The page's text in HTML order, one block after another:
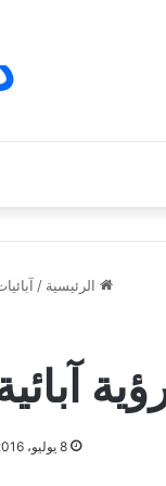
الرئيسية /
8 يوليو، 2016